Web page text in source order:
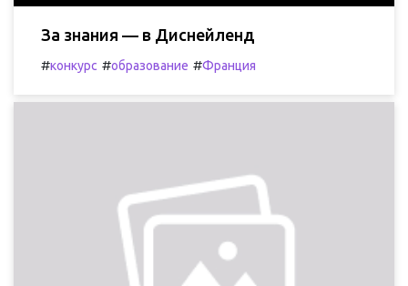
За знания — в Диснейленд
#конкурс #образование #Франция